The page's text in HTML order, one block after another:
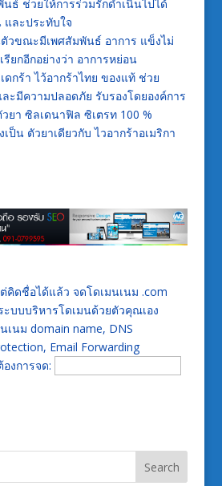
ธ์ ช่วยให้การร่วมรักดำเนินไปได้
และประทับใจ
ตัวขณะมีเพศสัมพันธ์ อาการ แข็งไม่
ยกอีกอย่างว่า อาการหย่อน
ดกร้า ไว้อากร้าไทย ของแท้ ช่วย
ะมีความปลอดภัย รับรองโดยองค์การ
ยา ซิลเดนาฟิล ซิเตรท 100 %
ป็น ตัวยาเดียวกับ ไวอากร้าอเมริกา
คิดชื่อได้แล้ว จดโดเมนเนม .com
ะบบบริหารโดเมนด้วยตัวคุณเอง
เนม domain name, DNS
Email Forwarding
งการจด: